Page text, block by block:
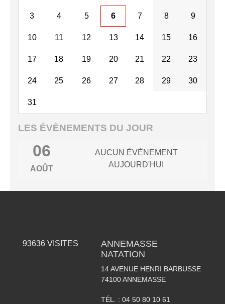
3 4 5 6 7 8 9
10 11 12 13 14 15 16
17 18 19 20 21 22 23
24 25 26 27 28 29 30
31
LES ÉVÈNEMENTS DU JOUR
06
AOÛT
AUCUN ÉVÈNEMENT
AUJOURD'HUI
93636VISITES
ANNEMASSE
NATATION
14 AVENUE HENRI BARBUSSE
74100 ANNEMASSE
TÉL. : 04 50 80 10 61